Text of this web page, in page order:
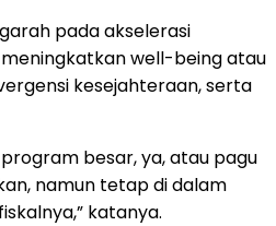
pada akselerasi
well-being atau
kesejahteraan, serta
besar, ya, atau pagu
namun tetap di dalam
katanya.